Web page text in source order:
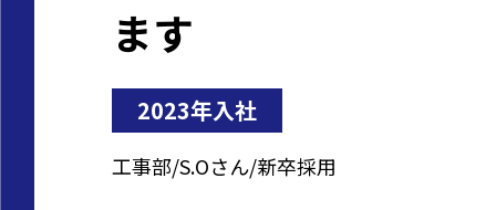
ます
2023年入社
工事部 S.Oさん 新卒採用
仕事内
容につ
いて